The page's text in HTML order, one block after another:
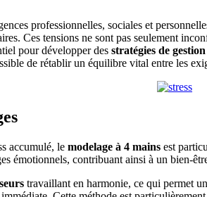
professionnelles, sociales et
Ces tensions ne sont pas seulement
pour développer des stratégies de
de rétablir un équilibre vital entre les
accumulé, le modelage à 4 mains est
émotionnels, contribuant ainsi à un bien-
travaillant en harmonie, ce qui permet